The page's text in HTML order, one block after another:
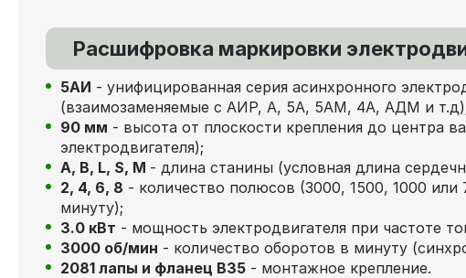
Расшифровка маркировки
5АИ - унифицированная серия асинхронного
(взаимозаменяемые с АИР, А, 5А, 5АМ, 4А, АДМ и
90 мм - высота от плоскости крепления до центра
электродвигателя);
А, В, L, S, М - длина станины (условная длина
2, 4, 6, 8 - количество полюсов (3000, 1500, 1000 или
минуту);
3.0 кВт - мощность электродвигателя при частоте
3000 об/мин - количество оборотов в минуту
2081 лапы и фланец В35 - монтажное крепление.